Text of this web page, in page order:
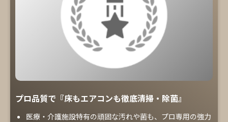
プロ品質で『床もエアコンも徹底清掃・除菌』
医療・介護施設特有の頑固な汚れや菌も、プロ専用の強力